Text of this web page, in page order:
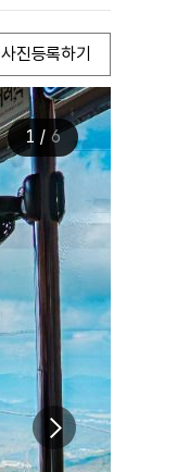
사진등록하기
1 / 6